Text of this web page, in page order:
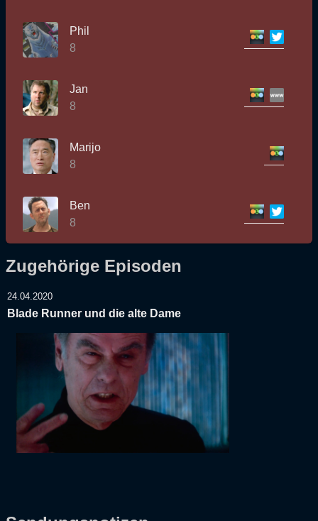
Phil
8
Jan
8
Marijo
8
Ben
8
Zugehörige Episoden
24.04.2020
Blade Runner und die alte Dame